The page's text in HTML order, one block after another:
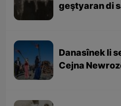
geştyaran di
Danasînek li
Cejna